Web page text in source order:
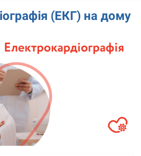
(ЕКГ) на дому